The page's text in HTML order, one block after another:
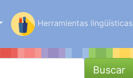
Herramientas lingüísticas
Buscar